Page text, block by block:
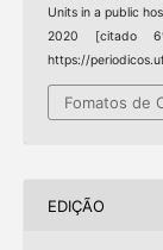
Units in a public
2020 [citado
https://
Fomatos de
EDIÇÃO